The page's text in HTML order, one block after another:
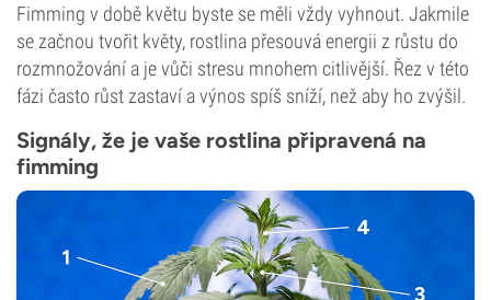
Fimming v době květu byste se měli vždy vyhnout. Jakmile
se začnou tvořit květy, rostlina přesouvá energii z růstu do
rozmnožování a je vůči stresu mnohem citlivější. Řez v této
fázi často růst zastaví a výnos spíš sníží, než aby ho zvýšil.
Signály, že je vaše rostlina připravená na
fimming